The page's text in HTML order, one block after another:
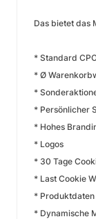
Das bietet das
* Standard
* Ø
*
*
* Hohes
* Logos
* 30 Tage
* Last Cookie
*
* Dynamische